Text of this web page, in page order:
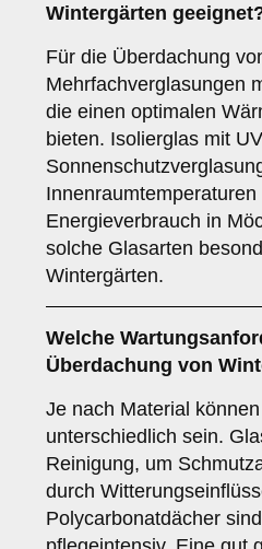
Wintergärten
Für die Überdachung
Mehrfachverglasungen
die einen optimalen
bieten. Isolierglas mit
Energieverbrauch in
solche Glasarten
Wintergärten.
Welche
Überdachung von
Je nach Material
unterschiedlich sein.
Reinigung, um
durch
Polycarbonatdächer